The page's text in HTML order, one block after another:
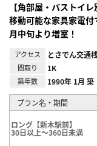
【角部屋・バストイ
移動可能な家具家電
月中旬より増室！
アクセス とさでん交通
間取り 1K
築年数 1990年 1月 築
プラン名・期間
ロング【新木駅前】
30日以上～360日未満